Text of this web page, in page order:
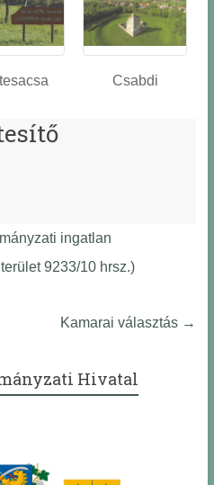
Csabdi
ingatlan
9233/10 hrsz.)
Kamarai választás →
Hivatal